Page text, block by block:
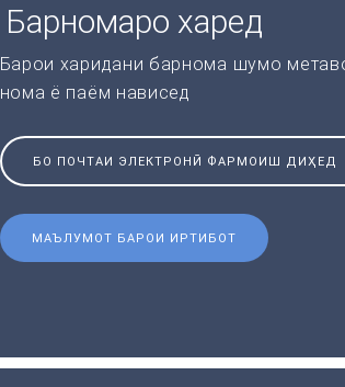
Барномаро харед
Барои харидани барнома шумо
нома ё паём нависед
БО ПОЧТАИ ЭЛЕКТРОНӢ ФАРМОИШ ДИҲЕД
МАЪЛУМОТ БАРОИ ИРТИБОТ